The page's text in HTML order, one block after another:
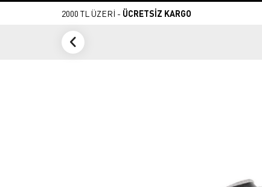
2000 TL ÜZERİ - ÜCRETSİZ KARGO